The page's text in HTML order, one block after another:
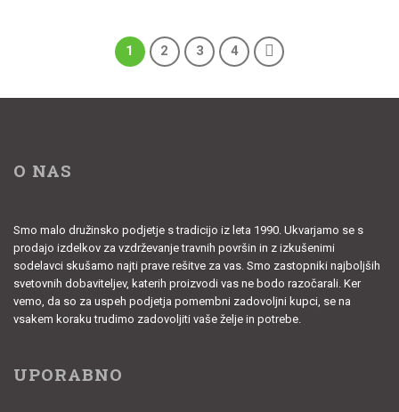
1 2 3 4
O NAS
Smo malo družinsko podjetje s tradicijo iz leta 1990. Ukvarjamo se s
prodajo izdelkov za vzdrževanje travnih površin in z izkušenimi
sodelavci skušamo najti prave rešitve za vas. Smo zastopniki najboljših
svetovnih dobaviteljev, katerih proizvodi vas ne bodo razočarali. Ker
vemo, da so za uspeh podjetja pomembni zadovoljni kupci, se na
vsakem koraku trudimo zadovoljiti vaše želje in potrebe.
UPORABNO